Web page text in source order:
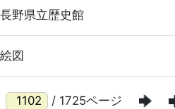
長野県立歴史館
絵図
/ 1725ページ